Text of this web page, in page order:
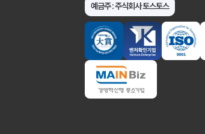
예금주 : 주식회사 토스토스